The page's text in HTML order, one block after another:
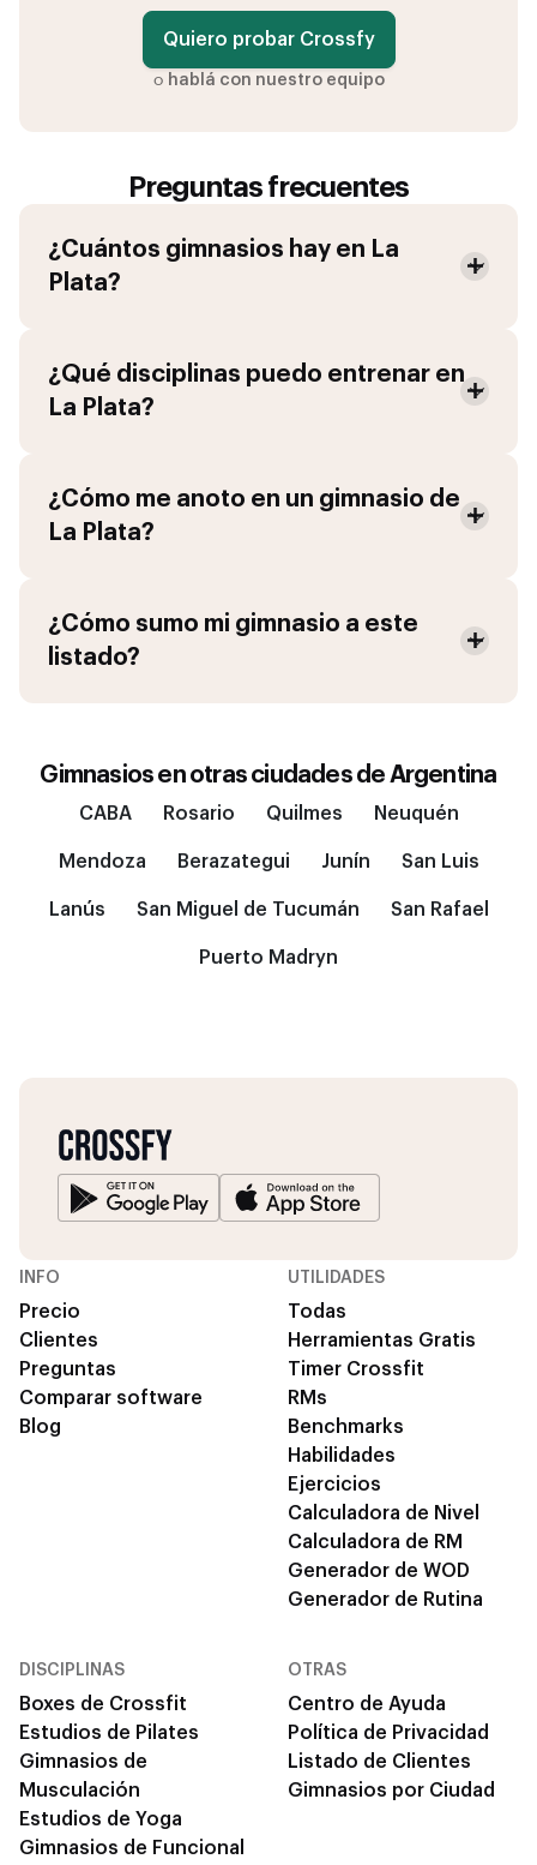
Quiero probar Crossfy
o hablá con nuestro equipo
Preguntas frecuentes
¿Cuántos gimnasios hay en La
Plata?
¿Qué disciplinas puedo entrenar en
La Plata?
¿Cómo me anoto en un gimnasio de
La Plata?
¿Cómo sumo mi gimnasio a este
listado?
Gimnasios en otras ciudades de Argentina
CABA Rosario Quilmes Neuquén
Mendoza Berazategui Junín San Luis
Lanús San Miguel de Tucumán San Rafael
Puerto Madryn
INFO
Precio
Clientes
Preguntas
Comparar software
Blog
UTILIDADES
Todas
Herramientas Gratis
Timer Crossfit
RMs
Benchmarks
Habilidades
Ejercicios
Calculadora de Nivel
Calculadora de RM
Generador de WOD
Generador de Rutina
DISCIPLINAS
Boxes de Crossfit
Estudios de Pilates
Gimnasios de
Musculación
Estudios de Yoga
Gimnasios de Funcional
OTRAS
Centro de Ayuda
Política de Privacidad
Listado de Clientes
Gimnasios por Ciudad